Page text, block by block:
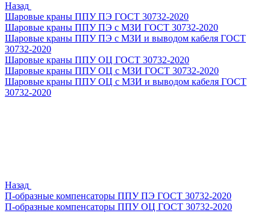
Назад
Шаровые краны ППУ ПЭ ГОСТ 30732-2020
Шаровые краны ППУ ПЭ с МЗИ ГОСТ 30732-2020
Шаровые краны ППУ ПЭ с МЗИ и выводом кабеля ГОСТ
30732-2020
Шаровые краны ППУ ОЦ ГОСТ 30732-2020
Шаровые краны ППУ ОЦ с МЗИ ГОСТ 30732-2020
Шаровые краны ППУ ОЦ с МЗИ и выводом кабеля ГОСТ
30732-2020
Назад
П-образные компенсаторы ППУ ПЭ ГОСТ 30732-2020
П-образные компенсаторы ППУ ОЦ ГОСТ 30732-2020